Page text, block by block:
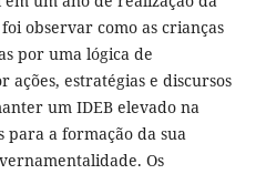
observar como as crianças
por uma lógica de
estratégias e discursos
um IDEB elevado na
para a formação da sua
Os